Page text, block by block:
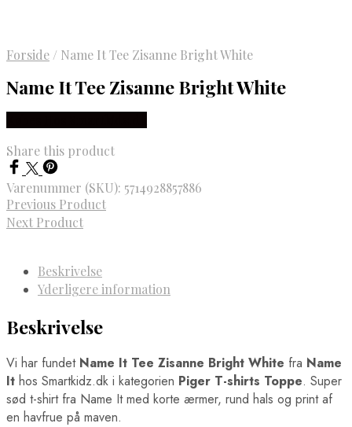
Forside / Name It Tee Zisanne Bright White
Name It Tee Zisanne Bright White
Share this product
Varenummer (SKU): 5714928857886
Previous Product
Next Product
Beskrivelse
Yderligere information
Beskrivelse
Vi har fundet Name It Tee Zisanne Bright White fra Name
It hos Smartkidz.dk i kategorien Piger T-shirts Toppe. Super
sød t-shirt fra Name It med korte ærmer, rund hals og print af
en havfrue på maven.